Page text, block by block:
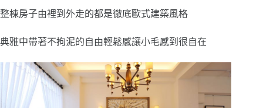
整棟房子由裡到外走的都是徹底歐式建築風格
典雅中帶著不拘泥的自由輕鬆感讓小毛感到很自在